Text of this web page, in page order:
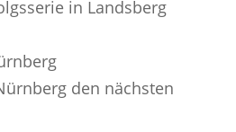
in Landsberg
den nächsten